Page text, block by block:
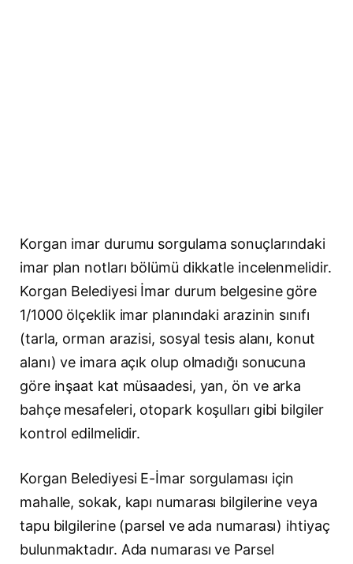
Korgan imar durumu sorgulama sonuçlarındaki
imar plan notları bölümü dikkatle incelenmelidir.
Korgan Belediyesi İmar durum belgesine göre
1/1000 ölçeklik imar planındaki arazinin sınıfı
(tarla, orman arazisi, sosyal tesis alanı, konut
alanı) ve imara açık olup olmadığı sonucuna
göre inşaat kat müsaadesi, yan, ön ve arka
bahçe mesafeleri, otopark koşulları gibi bilgiler
kontrol edilmelidir.
Korgan Belediyesi E-İmar sorgulaması için
mahalle, sokak, kapı numarası bilgilerine veya
tapu bilgilerine (parsel ve ada numarası) ihtiyaç
bulunmaktadır. Ada numarası ve Parsel